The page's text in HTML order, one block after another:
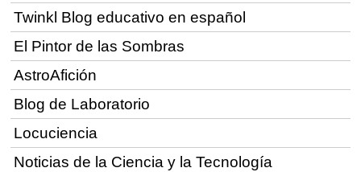
Twinkl Blog educativo en español
El Pintor de las Sombras
AstroAfición
Blog de Laboratorio
Locuciencia
Noticias de la Ciencia y la Tecnología